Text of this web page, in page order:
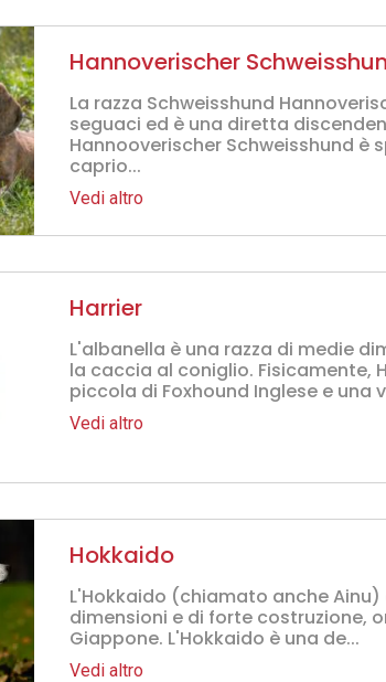
Hannoverischer
La razza Schweisshund
seguaci ed è una diretta
Hannooverischer Schweisshund è
caprio...
Vedi altro
Harrier
L'albanella è una razza di medie
la caccia al coniglio. Fisicamente,
piccola di Foxhound Inglese e una
Vedi altro
Hokkaido
L'Hokkaido (chiamato anche
dimensioni e di forte costruzione,
Giappone. L'Hokkaido è una de...
Vedi altro